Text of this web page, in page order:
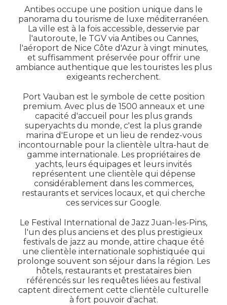
Antibes occupe une position unique dans le
panorama du tourisme de luxe méditerranéen.
La ville est à la fois accessible, desservie par
l'autoroute, le TGV via Antibes ou Cannes,
l'aéroport de Nice Côte d'Azur à vingt minutes,
et suffisamment préservée pour offrir une
ambiance authentique que les touristes les plus
exigeants recherchent.
Port Vauban est le symbole de cette position
premium. Avec plus de 1500 anneaux et une
capacité d'accueil pour les plus grands
superyachts du monde, c'est la plus grande
marina d'Europe et un lieu de rendez-vous
incontournable pour la clientèle ultra-haut de
gamme internationale. Les propriétaires de
yachts, leurs équipages et leurs invités
représentent une clientèle qui dépense
considérablement dans les commerces,
restaurants et services locaux, et qui cherche
ces services sur Google.
Le Festival International de Jazz Juan-les-Pins,
l'un des plus anciens et des plus prestigieux
festivals de jazz au monde, attire chaque été
une clientèle internationale sophistiquée qui
prolonge souvent son séjour dans la région. Les
hôtels, restaurants et prestataires bien
référencés sur les requêtes liées au festival
captent directement cette clientèle culturelle
à fort pouvoir d'achat.